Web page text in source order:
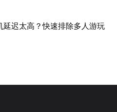
延迟太高？快速排除多人游玩